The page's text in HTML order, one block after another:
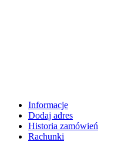
Informacje
Dodaj adres
Historia zamówień
Rachunki